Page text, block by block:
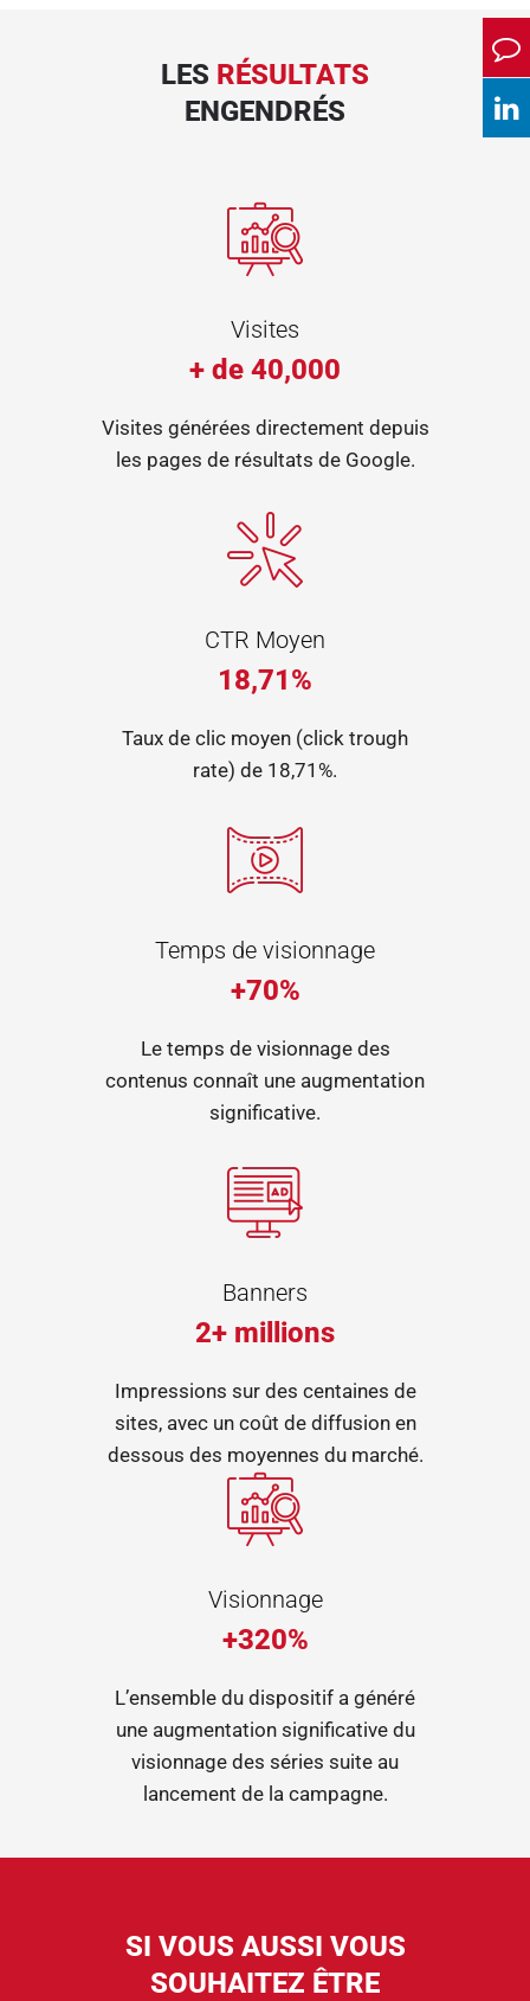
LES RÉSULTATS
ENGENDRÉS
Visites
+ de 40,000
Visites générées directement depuis
les pages de résultats de Google.
CTR Moyen
18,71%
Taux de clic moyen (click trough
rate) de 18,71%.
Temps de visionnage
+70%
Le temps de visionnage des
contenus connaît une augmentation
significative.
Banners
2+ millions
Impressions sur des centaines de
sites, avec un coût de diffusion en
dessous des moyennes du marché.
Visionnage
+320%
L’ensemble du dispositif a généré
une augmentation significative du
visionnage des séries suite au
lancement de la campagne.
SI VOUS AUSSI VOUS
SOUHAITEZ ÊTRE